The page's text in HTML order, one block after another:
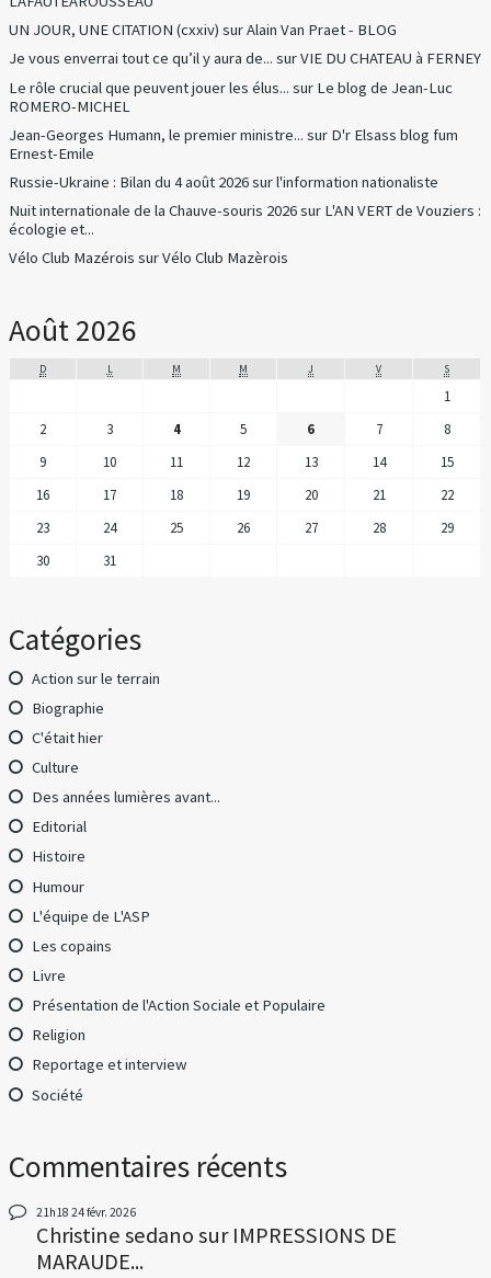
UN JOUR, UNE CITATION (cxxiv) surAlain Van Praet - BLOG
Je vous enverrai tout ce qu’il y aura de... surVIE DU CHATEAU à FERNEY
Le rôle crucial que peuvent jouer les élus... sur Le blog de Jean-Luc
ROMERO-MICHEL
Jean-Georges Humann, le premier ministre... sur D'r Elsass blog fum
Ernest-Emile
Russie-Ukraine : Bilan du 4 août 2026surl'information nationaliste
Nuit internationale de la Chauve-souris 2026sur L'AN VERT de Vouziers :
écologie et...
Vélo Club Mazérois surVélo Club Mazèrois
Août 2026
D L M M J V S
1
2
3 4 5 6 7
8
9
10 11 12 13 14
15
16
17 18 19 20 21
22
23
24 25 26 27 28
29
30
31
Catégories
Action sur le terrain
Biographie
C'était hier
Culture
Des années lumières avant...
Editorial
Histoire
Humour
L'équipe de L'ASP
Les copains
Livre
Présentation de l'Action Sociale et Populaire
Religion
Reportage et interview
Société
Commentaires récents
21h18 24févr. 2026
Christine sedanosurIMPRESSIONS DE
MARAUDE...